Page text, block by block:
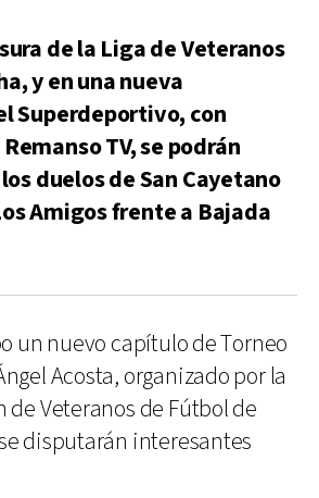
de la Liga de Veteranos
y en una nueva
Superdeportivo, con
TV, se podrán
duelos de San Cayetano
Amigos frente a Bajada
un nuevo capítulo de Torneo
Acosta, organizado por la
de Veteranos de Fútbol de
disputarán interesantes